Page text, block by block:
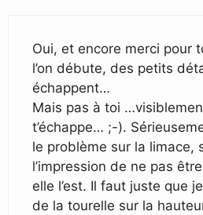
Oui, et encore merci pour
l’on débute, des petits
échappent…
Mais pas à toi
t’échappe… ;-).
le problème sur la limace,
l’impression de ne pas
elle l’est. Il faut juste que
de la tourelle sur la